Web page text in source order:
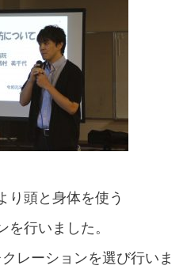
り頭と身体を使う
を行いました。
レーションを選び行いま